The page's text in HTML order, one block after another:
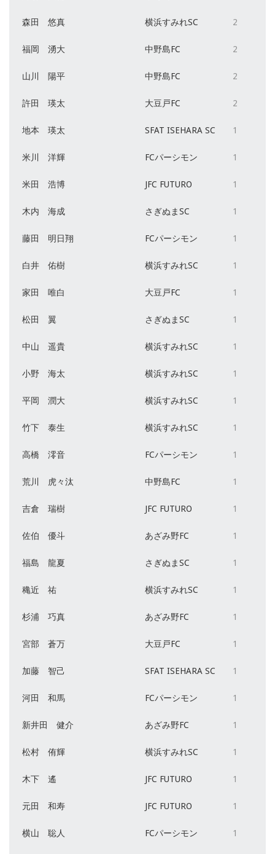
森田 悠真 横浜すみれSC 2
福岡 湧大 中野島FC 2
山川 陽平 中野島FC 2
許田 瑛太 大豆戸FC 2
地本 瑛太 SFAT ISEHARA SC 1
米川 洋輝 FCパーシモン 1
米田 浩博 JFC FUTURO 1
木内 海成 さぎぬまSC 1
藤田 明日翔 FCパーシモン 1
白井 佑樹 横浜すみれSC 1
家田 唯白 大豆戸FC 1
松田 翼 さぎぬまSC 1
中山 遥貴 横浜すみれSC 1
小野 海太 横浜すみれSC 1
平岡 潤大 横浜すみれSC 1
竹下 泰生 横浜すみれSC 1
高橋 澪音 FCパーシモン 1
荒川 虎々汰 中野島FC 1
吉倉 瑞樹 JFC FUTURO 1
佐伯 優斗 あざみ野FC 1
福島 龍夏 さぎぬまSC 1
穐近 祐 横浜すみれSC 1
杉浦 巧真 あざみ野FC 1
宮部 蒼万 大豆戸FC 1
加藤 智己 SFAT ISEHARA SC 1
河田 和馬 FCパーシモン 1
新井田 健介 あざみ野FC 1
松村 侑輝 横浜すみれSC 1
木下 遙 JFC FUTURO 1
元田 和寿 JFC FUTURO 1
横山 聡人 FCパーシモン 1